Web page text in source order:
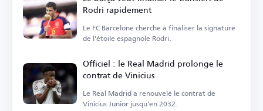
Rodri rapidement
Le FC Barcelone cherche à finaliser la signature
de l'étoile espagnole Rodri.
Officiel : le Real Madrid prolonge le
contrat de Vinicius
Le Real Madrid a renouvelé le contrat de
Vinicius Junior jusqu'en 2032.